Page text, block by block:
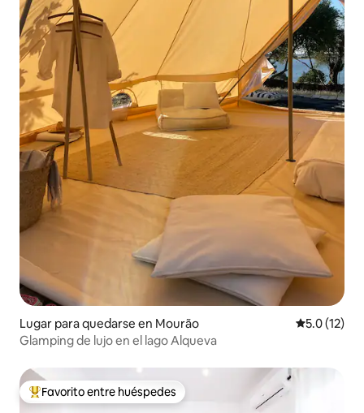
Lugar para quedarse en Mourão Calificación
5.0 (12)
Glamping de lujo en el lago Alqueva
Favorito entre huéspedes preferido
Favorito entre huéspedes